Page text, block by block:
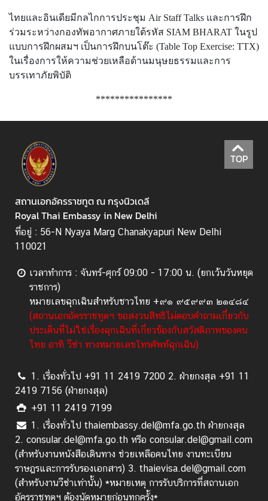
บ
ท
ค
ส
า
ร
ค
ดี
ติ
ด
ต่
อ
เ
ร
า
ไทยและอินเดียมีกลไกการประชุม Air Staff Talks และการฝึก
ร่วมระหว่างกองทัพอากาศภายใต้รหัส SIAM BHARAT ในรูป
แบบการฝึกผสมฯ เป็นการฝึกบนโต๊ะ (Table Top Exercise: TTX)
ในเรื่องการให้ความช่วยเหลือด้านมนุษยธรรมและการ
บรรเทาภัยพิบัติ
****************
TOP
สถานเอกอัครราชทูต ณ กรุงนิวเดลี
Royal Thai Embassy in New Delhi
ที่อยู่ : 56-N Nyaya Marg Chanakyapuri New Delhi
110021
เวลาทำการ : จันทร์-ศุกร์ 09:00 - 17:00 น. (ยกเว้นวันหยุด
ราชการ)
หมายเลขฉุกเฉินสำหรับชาวไทย +๙๑ ๙๕๙๙๓ ๒๑๔๘๔
(สถานเอกอัครราชทูตฯ ขอสงวนสิทธิไม่ตอบคำถามเกี่ยวกับ
ประเด็นที่ไม่ใช่เรื่องฉุกเฉินที่เกี่ยวข้องกับสวัสดิภาพของคน
ไทย อาทิ วีซ่า ทางหมายเลขโทรศัพท์ฉุกเฉิน)
1. เรื่องทั่วไป +91 11 2419 7200 2. ฝ่ายกงสุล +91 11
2419 7156 (ฝ่ายกงสุล)
+91 11 2419 7199
1. เรื่องทั่วไป thaiembassy.del@mfa.go.th ฝ่ายกงสุล
2. consular.del@mfa.go.th หรือ consular.del@gmail.com
(สำหรับงานหนังสือเดินทาง ช่วยเหลือคนไทย งานทะเบียน
ราษฎรและการรับรองเอกสาร) 3. thaievisa.del@gmail.com
(สำหรับงานวีซ่าเท่านั้น) *หมายเหตุ การรับบริการที่สถานเอก
อัครราชทูตฯ ต้องนัดหมายก่อนทุกครั้ง*